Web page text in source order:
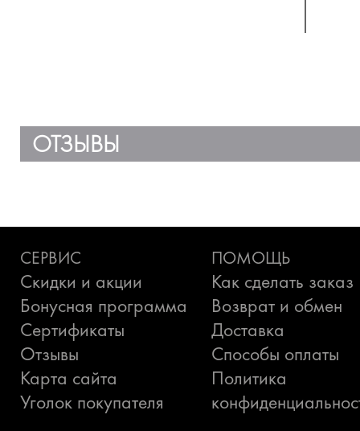
ОТЗЫВЫ
СЕРВИС
Скидки и акции
Бонусная программа
Сертификаты
Отзывы
Карта сайта
Уголок покупателя
ПОМОЩЬ
Как сделать заказ
Возврат и обмен
Доставка
Способы оплаты
Политика